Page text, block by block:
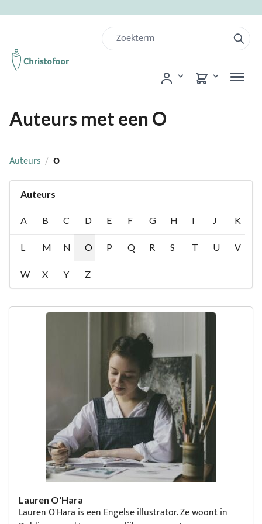
Auteurs met een O
Auteurs / O
Auteurs
A B C D E F G H I J K
L M N O P Q R S T U V
W X Y Z
Lauren O'Hara
Lauren O'Hara is een Engelse illustrator. Ze woont in